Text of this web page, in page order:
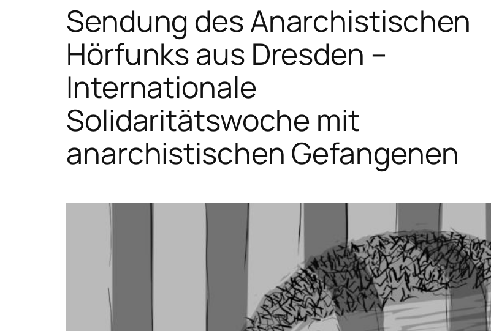
Sendung des Anarchistischen
Hörfunks aus Dresden –
Internationale
Solidaritätswoche mit
anarchistischen Gefangenen